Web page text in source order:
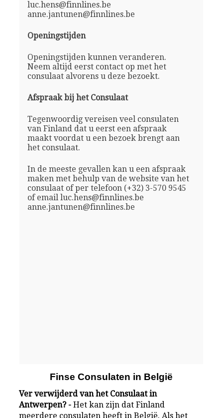
luc.hens@finnlines.be
anne.jantunen@finnlines.be
Openingstijden
Openingstijden kunnen veranderen.
Neem altijd eerst contact op met het
consulaat alvorens u deze bezoekt.
Afspraak bij het Consulaat
Tegenwoordig vereisen veel consulaten
van Finland dat u eerst een afspraak
maakt voordat u een bezoek brengt aan
het consulaat.
In de meeste gevallen kan u een afspraak
maken met behulp van de website van het
consulaat of per telefoon (+32) 3-570 9545
of email luc.hens@finnlines.be
anne.jantunen@finnlines.be
Finse Consulaten in België
Ver verwijderd van het Consulaat in
Antwerpen? -Het kan zijn dat Finland
meerdere consulaten heeft in België. Als het